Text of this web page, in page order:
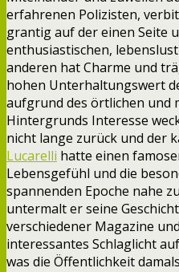
erfahrenen Polizisten,
grantig auf der einen Seite
enthusiastischen,
anderen hat Charme und
hohen Unterhaltungswert
aufgrund des örtlichen und
Hintergrunds Interesse
nicht lange zurück und der
Lucarelli hatte einen
Lebensgefühl und die
spannenden Epoche nahe
untermalt er seine
verschiedener Magazine
interessantes Schlaglicht
was die Öffentlichkeit